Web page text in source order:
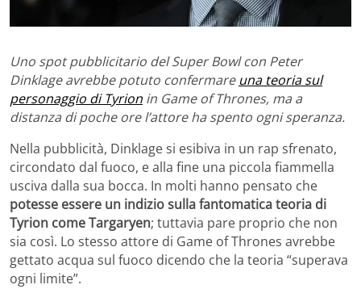
Uno spot pubblicitario del Super Bowl con Peter
Dinklage avrebbe potuto confermareuna teoria sul
personaggio di Tyrion in Game of Thrones, ma a
distanza di poche ore l’attore ha spento ogni speranza.
Nella pubblicità, Dinklage si esibiva in un rap sfrenato,
circondato dal fuoco, e alla fine una piccola fiammella
usciva dalla sua bocca. In molti hanno pensato che
potesse essere un indizio sulla fantomatica teoria di
Tyrion come Targaryen; tuttavia pare proprio che non
sia così. Lo stesso attore di Game of Thrones avrebbe
gettato acqua sul fuoco dicendo che la teoria “superava
ogni limite”.